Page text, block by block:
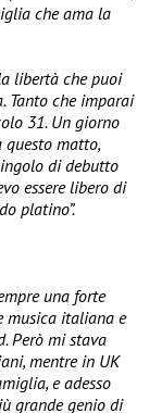
che ama la
libertà che puoi
Tanto che imparai
31. Un giorno
questo matto,
di debutto
essere libero di
platino”.
una forte
musica italiana e
Però mi stava
mentre in UK
e adesso
grande genio di